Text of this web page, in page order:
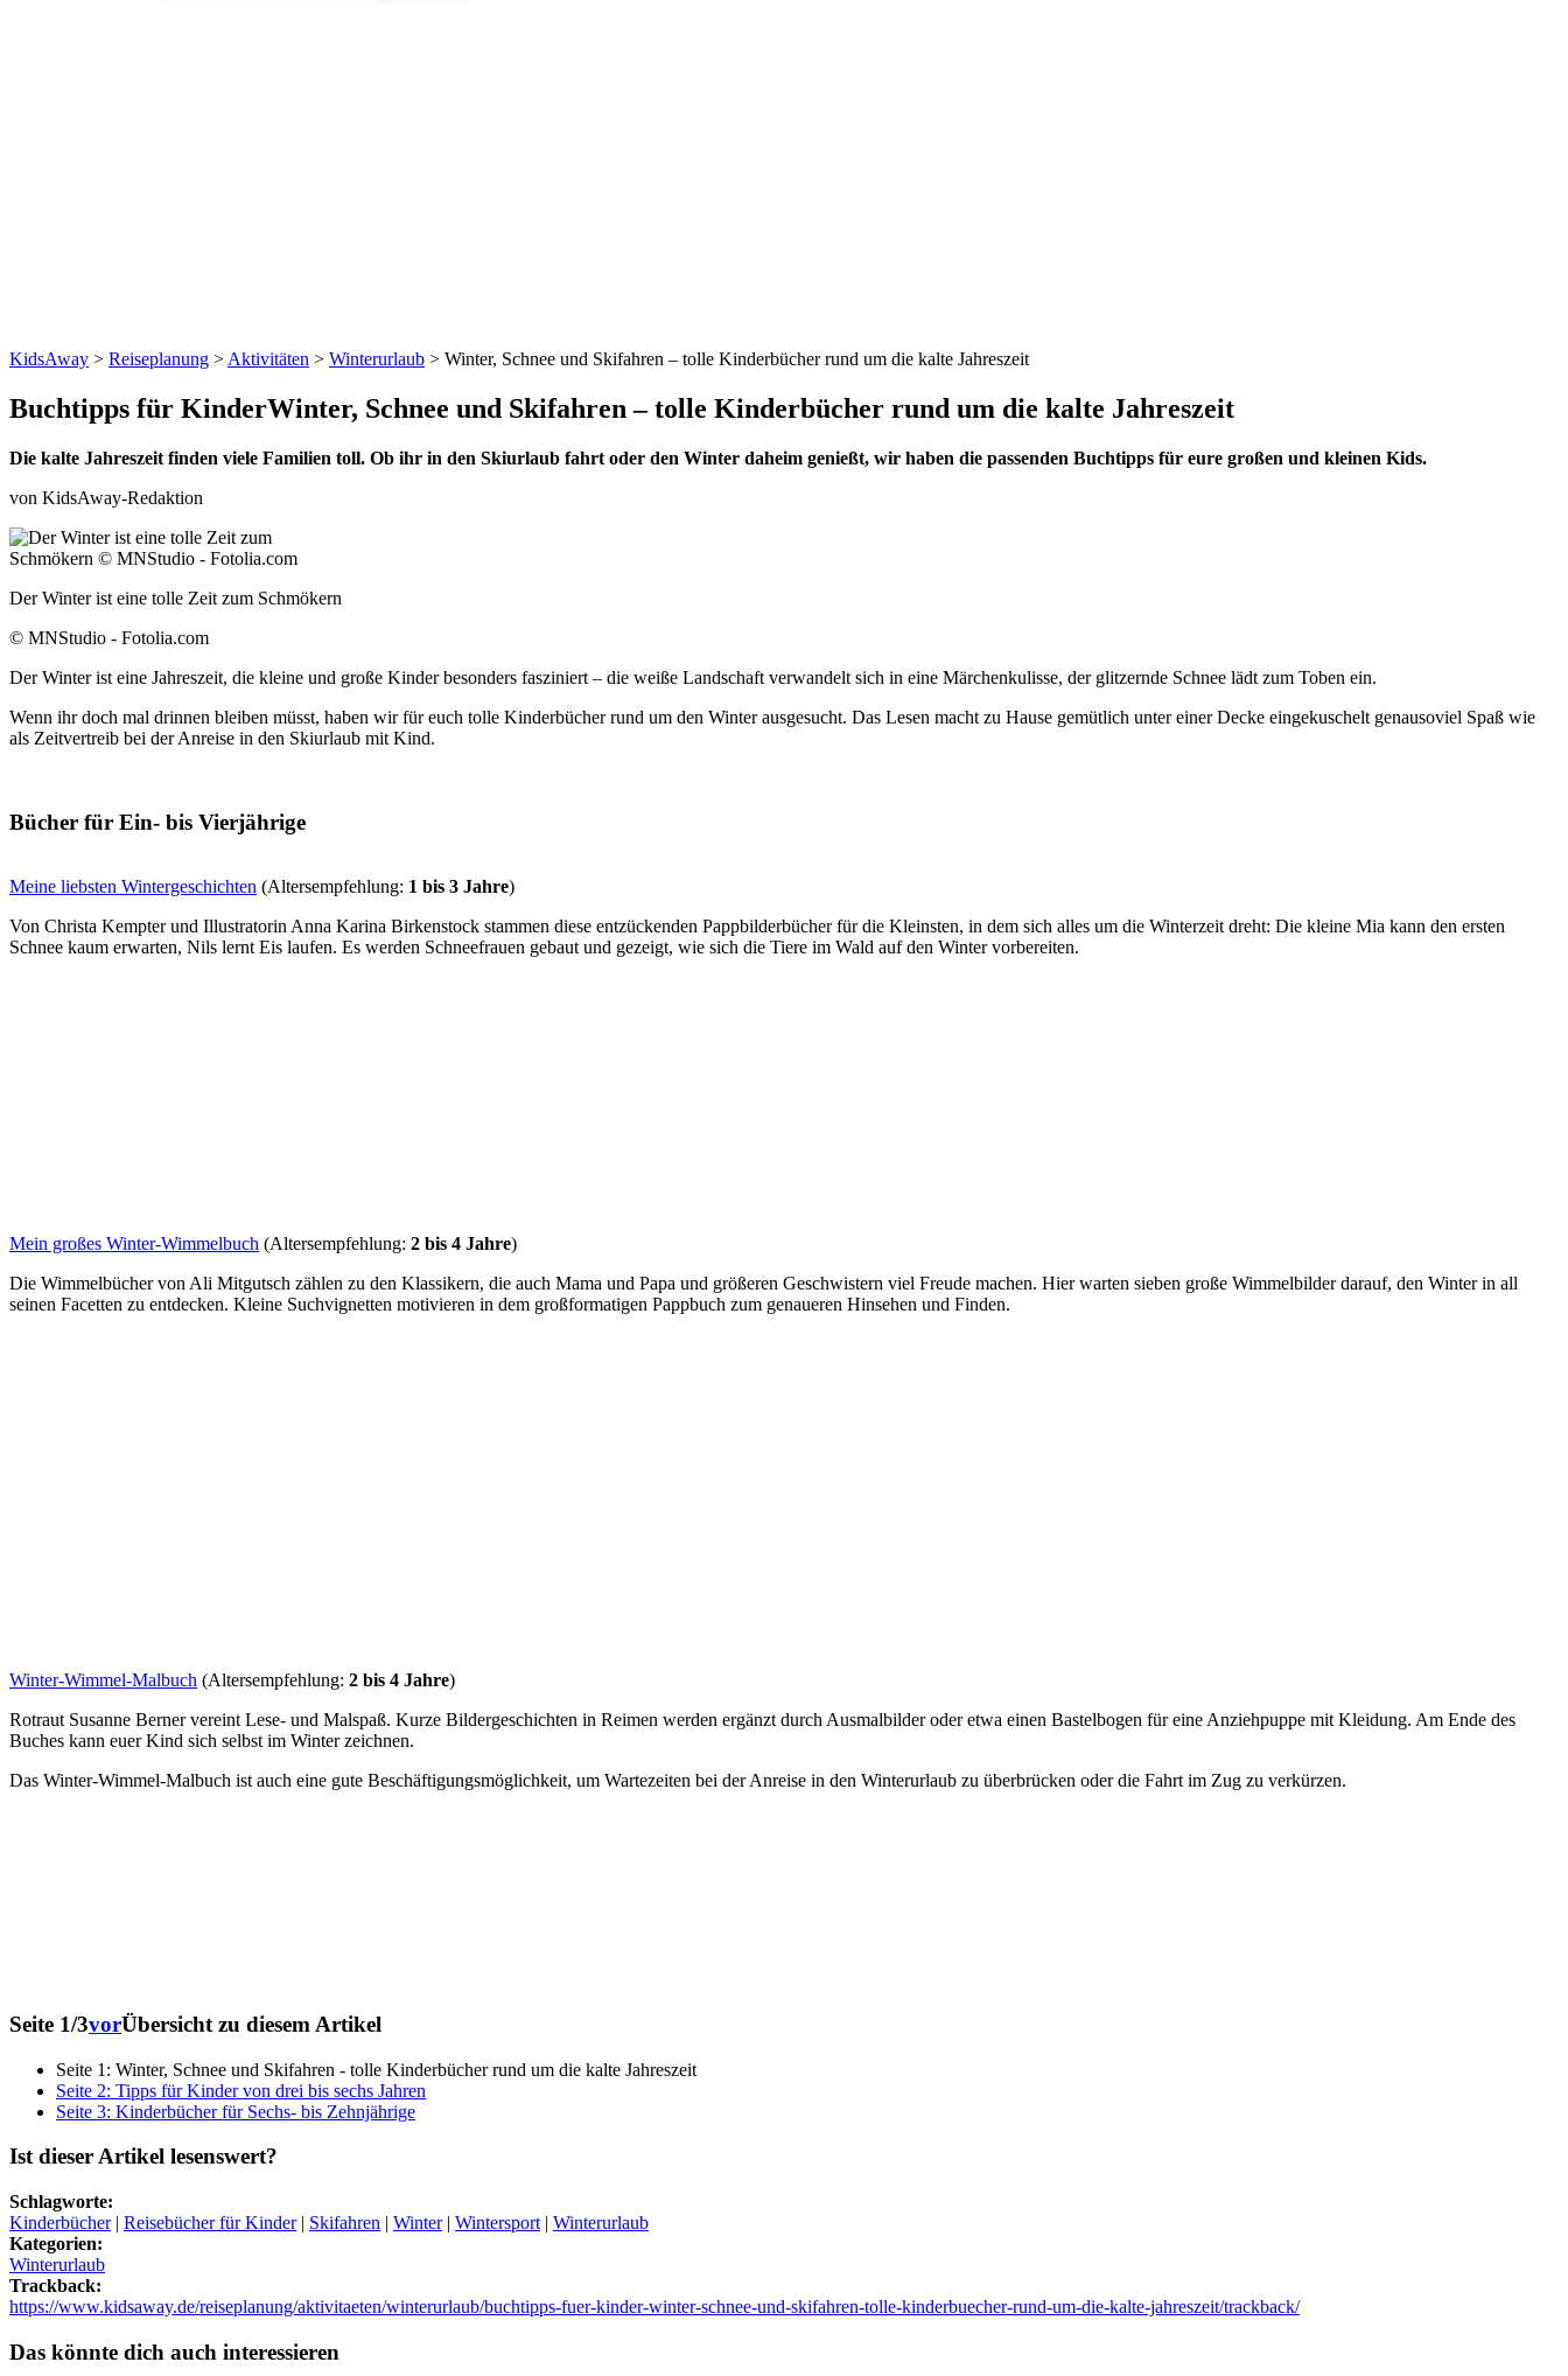
KidsAway > Reiseplanung > Aktivitäten > Winterurlaub > Winter, Schnee und Skifahren – tolle Kinderbücher rund um die kalte Jahreszeit
Buchtipps für KinderWinter, Schnee und Skifahren – tolle Kinderbücher rund um die kalte Jahreszeit
Die kalte Jahreszeit finden viele Familien toll. Ob ihr in den Skiurlaub fahrt oder den Winter daheim genießt, wir haben die passenden Buchtipps für eure großen und kleinen Kids.
von KidsAway-Redaktion
Der Winter ist eine tolle Zeit zum Schmökern
© MNStudio - Fotolia.com
Der Winter ist eine Jahreszeit, die kleine und große Kinder besonders fasziniert – die weiße Landschaft verwandelt sich in eine Märchenkulisse, der glitzernde Schnee lädt zum Toben ein.
Wenn ihr doch mal drinnen bleiben müsst, haben wir für euch tolle Kinderbücher rund um den Winter ausgesucht. Das Lesen macht zu Hause gemütlich unter einer Decke eingekuschelt genausoviel Spaß wie
als Zeitvertreib bei der Anreise in den Skiurlaub mit Kind.
Bücher für Ein- bis Vierjährige
Meine liebsten Wintergeschichten (Altersempfehlung: 1 bis 3 Jahre)
Von Christa Kempter und Illustratorin Anna Karina Birkenstock stammen diese entzückenden Pappbilderbücher für die Kleinsten, in dem sich alles um die Winterzeit dreht: Die kleine Mia kann den ersten
Schnee kaum erwarten, Nils lernt Eis laufen. Es werden Schneefrauen gebaut und gezeigt, wie sich die Tiere im Wald auf den Winter vorbereiten.
Mein großes Winter-Wimmelbuch (Altersempfehlung: 2 bis 4 Jahre)
Die Wimmelbücher von Ali Mitgutsch zählen zu den Klassikern, die auch Mama und Papa und größeren Geschwistern viel Freude machen. Hier warten sieben große Wimmelbilder darauf, den Winter in all
seinen Facetten zu entdecken. Kleine Suchvignetten motivieren in dem großformatigen Pappbuch zum genaueren Hinsehen und Finden.
Winter-Wimmel-Malbuch (Altersempfehlung: 2 bis 4 Jahre)
Rotraut Susanne Berner vereint Lese- und Malspaß. Kurze Bildergeschichten in Reimen werden ergänzt durch Ausmalbilder oder etwa einen Bastelbogen für eine Anziehpuppe mit Kleidung. Am Ende des
Buches kann euer Kind sich selbst im Winter zeichnen.
Das Winter-Wimmel-Malbuch ist auch eine gute Beschäftigungsmöglichkeit, um Wartezeiten bei der Anreise in den Winterurlaub zu überbrücken oder die Fahrt im Zug zu verkürzen.
Seite 1/3vorÜbersicht zu diesem Artikel
Seite 1: Winter, Schnee und Skifahren - tolle Kinderbücher rund um die kalte Jahreszeit
Seite 2: Tipps für Kinder von drei bis sechs Jahren
Seite 3: Kinderbücher für Sechs- bis Zehnjährige
Ist dieser Artikel lesenswert?
Schlagworte:
Kinderbücher| Reisebücher für Kinder| Skifahren | Winter| Wintersport | Winterurlaub
Kategorien:
Winterurlaub
Trackback:
https://www.kidsaway.de/reiseplanung/aktivitaeten/winterurlaub/buchtipps-fuer-kinder-winter-schnee-und-skifahren-tolle-kinderbuecher-rund-um-die-kalte-jahreszeit/trackback/
Das könnte dich auch interessieren